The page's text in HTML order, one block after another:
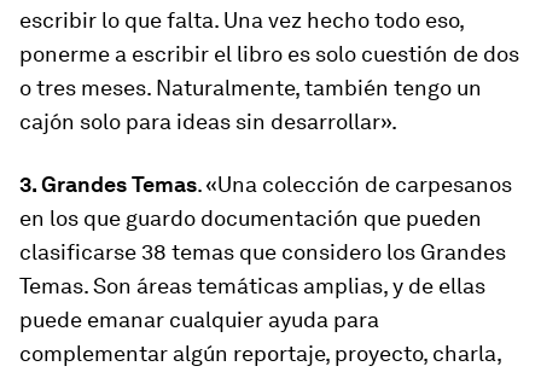
escribir lo que falta. Una vez hecho todo eso,
ponerme a escribir el libro es solo cuestión de dos
o tres meses. Naturalmente, también tengo un
cajón solo para ideas sin desarrollar».
3. Grandes Temas. «Una colección de carpesanos
en los que guardo documentación que pueden
clasificarse 38 temas que considero los Grandes
Temas. Son áreas temáticas amplias, y de ellas
puede emanar cualquier ayuda para
complementar algún reportaje, proyecto, charla,